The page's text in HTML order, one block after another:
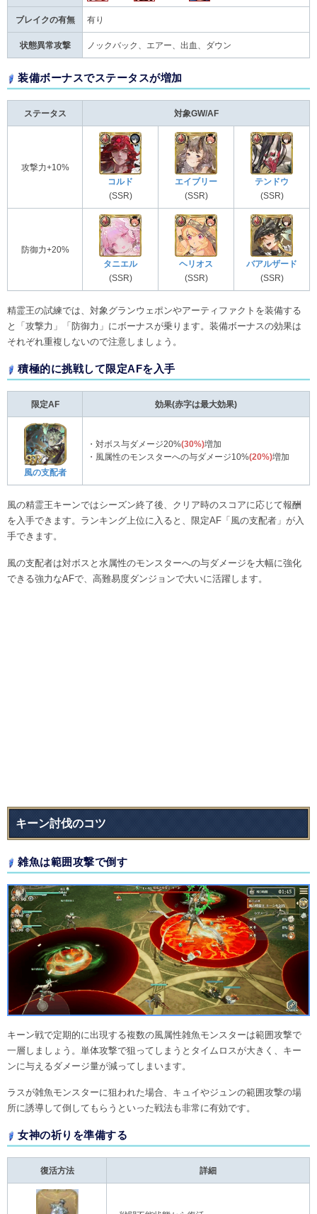
ブレイクの有無 有り
状態異常攻撃 ノックバック、エアー、出血、ダウン
装備ボーナスでステータスが増加
ステータス 対象GW/AF
攻撃力+10%
コルド
(SSR)
エイブリー
(SSR)
テンドウ
(SSR)
防御力+20%
タニエル
(SSR)
ヘリオス
(SSR)
バアルザード
(SSR)
精霊王の試練では、対象グランウェポンやアーティファクトを装備する
と「攻撃力」「防御力」にボーナスが乗ります。装備ボーナスの効果は
それぞれ重複しないので注意しましょう。
積極的に挑戦して限定AFを入手
限定AF 効果(赤字は最大効果)
風の支配者
・対ボス与ダメージ20%(30%)増加
・風属性のモンスターへの与ダメージ10%(20%)増加
風の精霊王キーンではシーズン終了後、クリア時のスコアに応じて報酬
を入手できます。ランキング上位に入ると、限定AF「風の支配者」が入
手できます。
風の支配者は対ボスと水属性のモンスターへの与ダメージを大幅に強化
できる強力なAFで、高難易度ダンジョンで大いに活躍します。
キーン討伐のコツ
雑魚は範囲攻撃で倒す
キーン戦で定期的に出現する複数の風属性雑魚モンスターは範囲攻撃で
一層しましょう。単体攻撃で狙ってしまうとタイムロスが大きく、キー
ンに与えるダメージ量が減ってしまいます。
ラスが雑魚モンスターに狙われた場合、キュイやジュンの範囲攻撃の場
所に誘導して倒してもらうといった戦法も非常に有効です。
女神の祈りを準備する
復活方法 詳細